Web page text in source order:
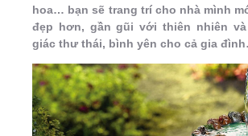
hoa… bạn sẽ trang trí cho nhà mình
đẹp hơn, gần gũi với thiên nhiên và
giác thư thái, bình yên cho cả gia